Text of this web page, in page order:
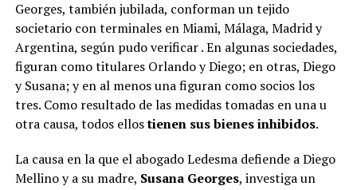
Georges, también jubilada, conforman un tejido
societario con terminales en Miami, Málaga, Madrid y
Argentina, según pudo verificar. En algunas sociedades,
figuran como titulares Orlando y Diego; en otras, Diego
y Susana; y en al menos una figuran como socios los
tres. Como resultado de las medidas tomadas en una u
otra causa, todos ellostienen sus bienes inhibidos.
La causa en la que el abogado Ledesma defiende a Diego
Mellino y a su madre, Susana Georges, investiga un